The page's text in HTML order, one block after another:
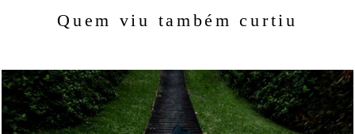
Quem viu também curtiu